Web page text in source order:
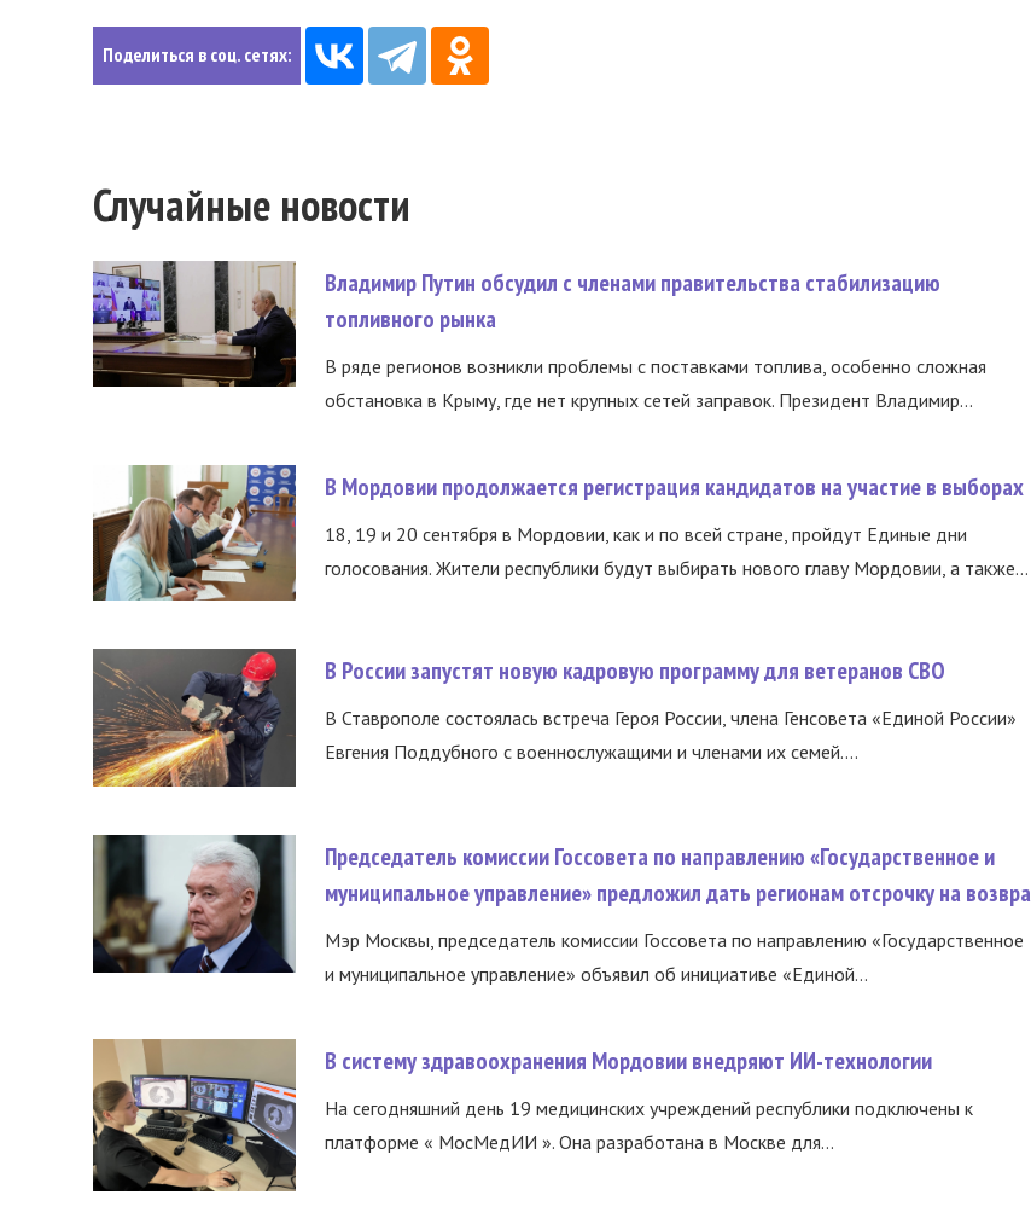
Поделиться в соц. сетях:
Случайные новости
Владимир Путин обсудил с членами правительства стабилизацию
топливного рынка
В ряде регионов возникли проблемы с поставками топлива, особенно сложная
обстановка в Крыму, где нет крупных сетей заправок. Президент Владимир...
В Мордовии продолжается регистрация кандидатов на участие в выборах
18, 19 и 20 сентября в Мордовии, как и по всей стране, пройдут Единые дни
голосования. Жители республики будут выбирать нового главу Мордовии, а также...
В России запустят новую кадровую программу для ветеранов СВО
В Ставрополе состоялась встреча Героя России, члена Генсовета «Единой России»
Евгения Поддубного с военнослужащими и членами их семей....
Председатель комиссии Госсовета по направлению «Государственное и
муниципальное управление» предложил дать регионам отсрочку на возвра
Мэр Москвы, председатель комиссии Госсовета по направлению «Государственное
и муниципальное управление» объявил об инициативе «Единой...
В систему здравоохранения Мордовии внедряют ИИ-технологии
На сегодняшний день 19 медицинских учреждений республики подключены к
платформе « МосМедИИ ». Она разработана в Москве для...